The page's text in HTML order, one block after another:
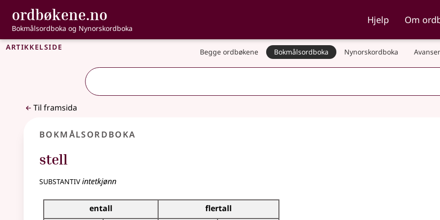
Gå til hovudinnhald
Tilgjenge
ordbøkene.no , Bokmålsordboka og Nynorskordboka
Bokmålsordboka og Nynorskordboka
Hjelp Om
Artikkelside Begge ordbøkene Bokmålsordboka Nynorskordboka
Til framsida
Bokmålsordboka
stell
substantivintetkjønn
Bøyingstabell for dette substantivet
entall
flertall